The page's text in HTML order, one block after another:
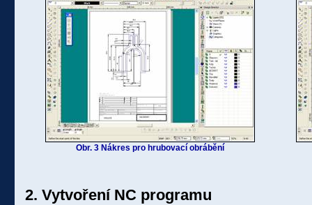
Obr. 3 Nákres pro hrubovací obrábění
2. Vytvoření NC programu